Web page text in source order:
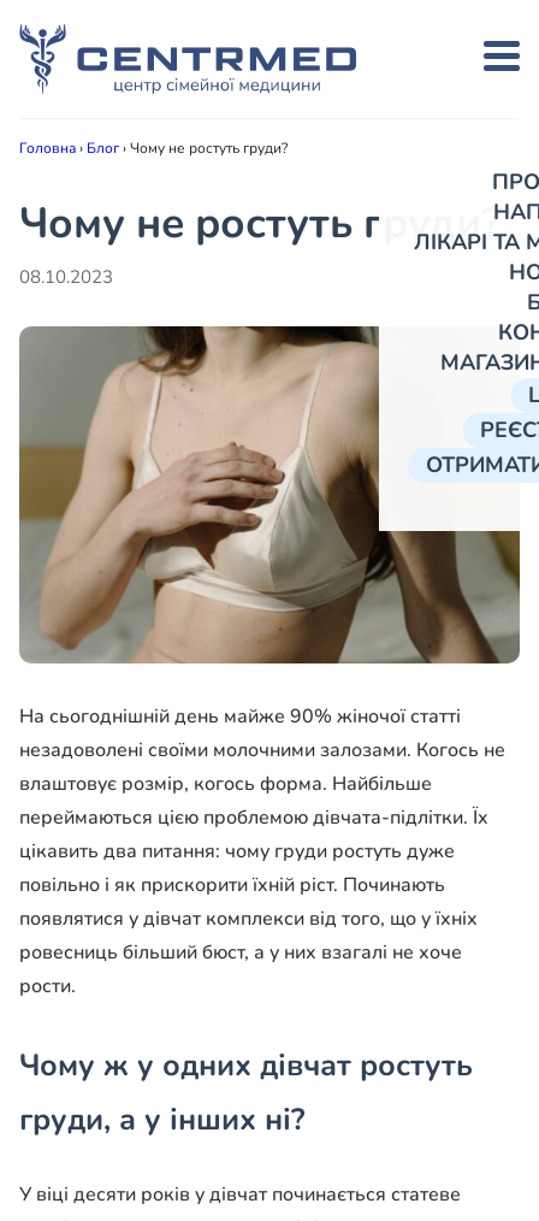
ЛІКАРІ
Головна› Блог›Чому не ростуть груди?
Чому не ростуть груди?
08.10.2023
На сьогоднішній день майже 90% жіночої статті
незадоволені своїми молочними залозами. Когось не
влаштовує розмір, когось форма. Найбільше
переймаються цією проблемою дівчата-підлітки. Їх
цікавить два питання: чому груди ростуть дуже
повільно і як прискорити їхній ріст. Починають
появлятися у дівчат комплекси від того, що у їхніх
ровесниць більший бюст, а у них взагалі не хоче
рости.
Чому ж у одних дівчат ростуть
груди, а у інших ні?
У віці десяти років у дівчат починається статеве